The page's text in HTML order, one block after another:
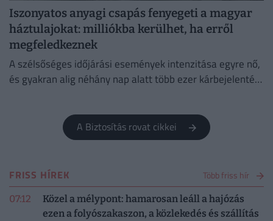
Iszonyatos anyagi csapás fenyegeti a magyar
háztulajokat: milliókba kerülhet, ha erről
megfeledkeznek
A szélsőséges időjárási események intenzitása egyre nő,
és gyakran alig néhány nap alatt több ezer kárbejelentést
A Biztosítás rovat cikkei
FRISS HÍREK Több friss hír
07:12
Közel a mélypont: hamarosan leáll a hajózás
ezen a folyószakaszon, a közlekedés és szállítás